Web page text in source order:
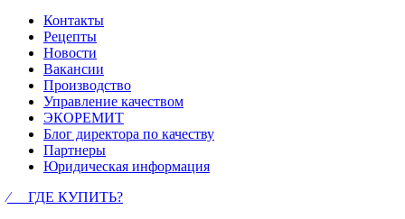
Контакты
Рецепты
Новости
Вакансии
Производство
Управление качеством
ЭКОРЕМИТ
Блог директора по качеству
Партнеры
Юридическая информация
⁄ ГДЕ КУПИТЬ?